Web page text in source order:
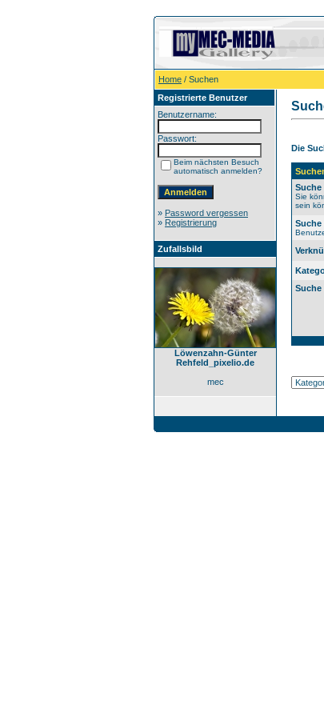
Home / Suchen
Registrierte Benutzer
Benutzername:
Passwort:
Beim nächsten Besuch
automatisch anmelden?
» Password vergessen
» Registrierung
Zufallsbild
Löwenzahn-Günter
Rehfeld_pixelio.de
mec
Die
Sie
sein
Suche
Suche